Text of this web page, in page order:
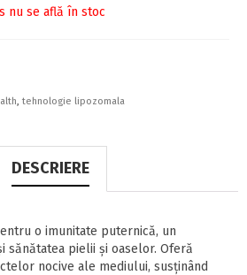
nu se află în stoc
, tehnologie lipozomala
DESCRIERE
o imunitate puternică, un
sănătatea pielii și oaselor. Oferă
nocive ale mediului, susținând